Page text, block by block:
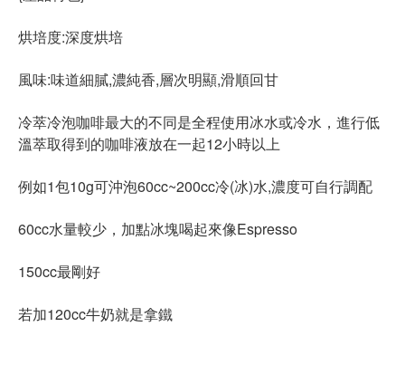
烘培度:深度烘培
風味:味道細膩,濃純香,層次明顯,滑順回甘
冷萃冷泡咖啡最大的不同是全程使用冰水或冷水，進行低
溫萃取得到的咖啡液放在一起12小時以上
例如1包10g可沖泡60cc~200cc冷(冰)水,濃度可自行調配
60cc水量較少，加點冰塊喝起來像Espresso
150cc最剛好
若加120cc牛奶就是拿鐵